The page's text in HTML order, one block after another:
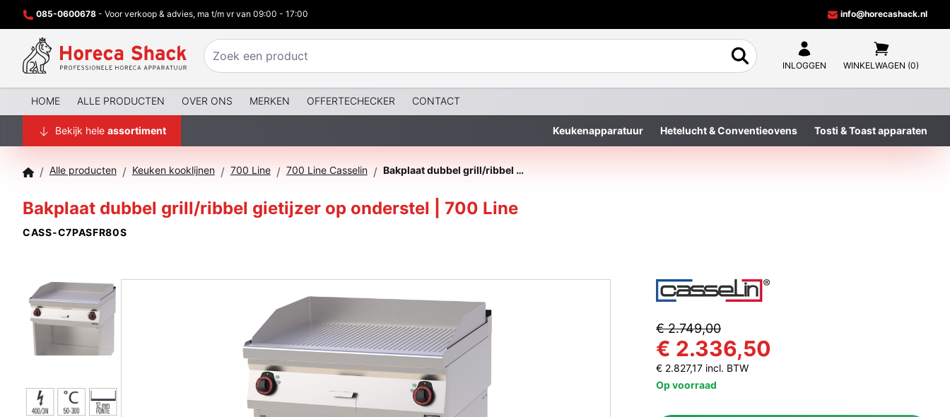
085-0600678 - Voor verkoop & advies, ma t/m vr van 09:00 - 17:00 info@horecashack.nl
INLOGGEN WINKELWAGEN (0)
HOME ALLE PRODUCTEN OVER ONS MERKEN OFFERTECHECKER CONTACT
Bekijk hele assortiment Keukenapparatuur Hetelucht & Conventieovens Tosti & Toast apparaten
/ Alle producten / Keuken kooklijnen / 700 Line / 700 Line Casselin / Bakplaat dubbel grill/ribbel gietijzer op onderstel | 700 Line
Bakplaat dubbel grill/ribbel gietijzer op onderstel | 700 Line
CASS-C7PASFR80S
€ 2.749,00
€ 2.336,50
€ 2.827,17 incl. BTW
Op voorraad